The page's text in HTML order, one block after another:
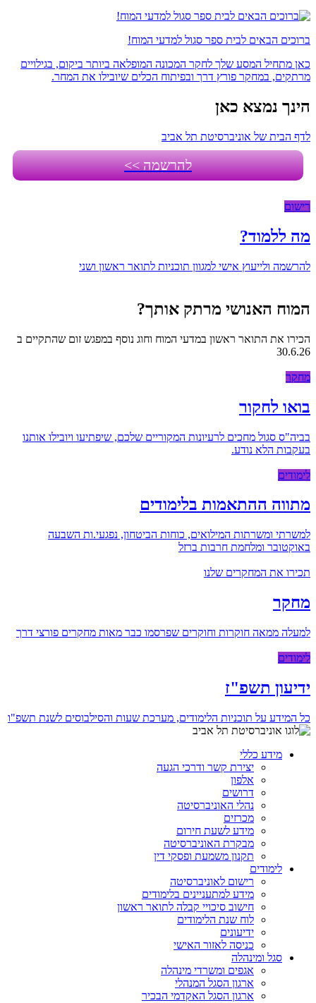
ברוכים הבאים לבית ספר סגול למדעי המוח!
כאן מתחיל המסע שלך לחקר המכונה המופלאה ביותר ביקום, בגילויים
מרתקים, במחקר פורץ דרך ובפיתוח הכלים שיובילו את המחר.
הינך נמצא כאן
לדף הבית של אוניברסיטת תל אביב
להרשמה >>
רישום
מה ללמוד?
להרשמה ולייעוץ אישי למגוון תוכניות לתואר ראשון ושני
המוח האנושי מרתק אותך?
הכירו את התואר ראשון במדעי המוח וחוג נוסף במפגש זום שהתקיים ב
30.6.26
מחקר
בואו לחקור
בביה"ס סגול מחכים לרעיונות המקוריים שלכם, שיפתיעו ויובילו אותנו
בעקבות הלא נודע.
לימודים
מתווה ההתאמות בלימודים
למשרתי ומשרתות המילואים, כוחות הביטחון, נפגעי.ות השבעה
באוקטובר ומלחמת חרבות ברזל
תכירו את המחקרים שלנו
מחקר
למעלה ממאה חוקרות וחוקרים שפרסמו כבר מאות מחקרים פורצי דרך
לימודים
ידיעון תשפ"ז
כל המידע על תוכניות הלימודים, מערכת שעות והסילבוסים לשנת תשפ"ו
מידע כללי
יצירת קשר ודרכי הגעה
אלפון
דרושים
נהלי האוניברסיטה
מכרזים
מידע לשעת חירום
מבקרת האוניברסיטה
תקנון משמעת ופסקי דין
לימודים
רישום לאוניברסיטה
מידע למתעניינים בלימודים
חישוב סיכויי קבלה לתואר ראשון
לוח שנת הלימודים
ידיעונים
כניסה לאזור האישי
סגל ומינהלה
אגפים ומשרדי מינהלה
ארגון הסגל המנהלי
ארגון הסגל האקדמי הבכיר